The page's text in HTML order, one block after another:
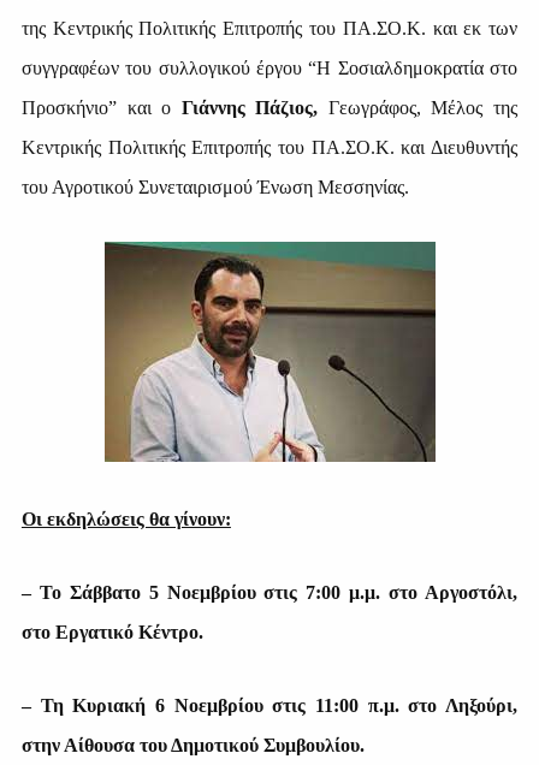
της Κεντρικής Πολιτικής Επιτροπής του ΠΑ.ΣΟ.Κ. και εκ των
συγγραφέων του συλλογικού έργου “Η Σοσιαλδημοκρατία στο
Προσκήνιο” και ο Γιάννης Πάζιος, Γεωγράφος, Μέλος της
Κεντρικής Πολιτικής Επιτροπής του ΠΑ.ΣΟ.Κ. και Διευθυντής
του Αγροτικού Συνεταιρισμού Ένωση Μεσσηνίας.
Οι εκδηλώσεις θα γίνουν:
– Το Σάββατο 5 Νοεμβρίου στις 7:00 μ.μ. στο Αργοστόλι,
στο Εργατικό Κέντρο.
– Τη Κυριακή 6 Νοεμβρίου στις 11:00 π.μ. στο Ληξούρι,
στην Αίθουσα του Δημοτικού Συμβουλίου.